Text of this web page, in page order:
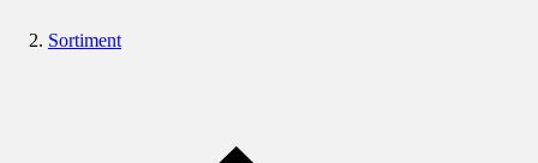
Sortiment